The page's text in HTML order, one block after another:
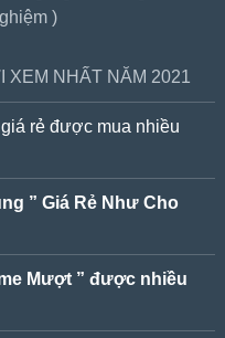
)
XEM NHẤT NĂM 2021
rẻ được mua nhiều
” Giá Rẻ Như Cho
Mượt ” được nhiều